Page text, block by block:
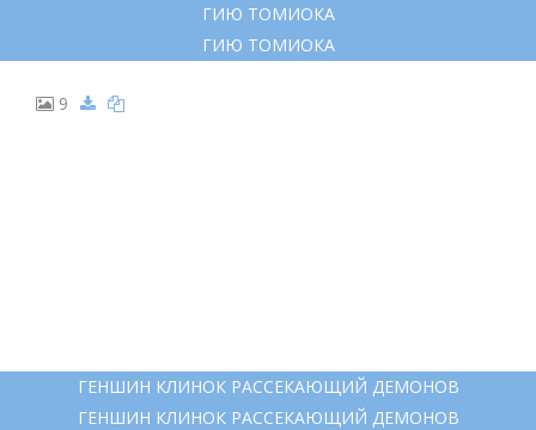
ГИЮ ТОМИОКА
ГИЮ ТОМИОКА
9
ГЕНШИН КЛИНОК РАССЕКАЮЩИЙ ДЕМОНОВ
ГЕНШИН КЛИНОК РАССЕКАЮЩИЙ ДЕМОНОВ